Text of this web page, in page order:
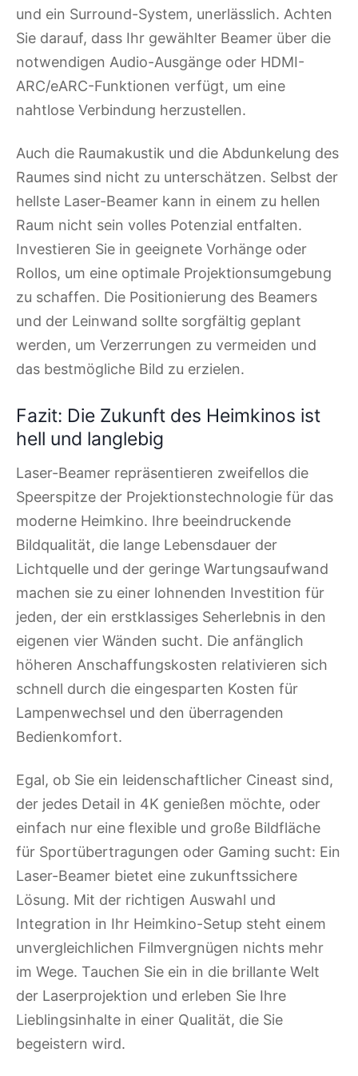
und ein Surround-System, unerlässlich. Achten
Sie darauf, dass Ihr gewählter Beamer über die
notwendigen Audio-Ausgänge oder HDMI-
ARC/eARC-Funktionen verfügt, um eine
nahtlose Verbindung herzustellen.
Auch die Raumakustik und die Abdunkelung des
Raumes sind nicht zu unterschätzen. Selbst der
hellste Laser-Beamer kann in einem zu hellen
Raum nicht sein volles Potenzial entfalten.
Investieren Sie in geeignete Vorhänge oder
Rollos, um eine optimale Projektionsumgebung
zu schaffen. Die Positionierung des Beamers
und der Leinwand sollte sorgfältig geplant
werden, um Verzerrungen zu vermeiden und
das bestmögliche Bild zu erzielen.
Fazit: Die Zukunft des Heimkinos ist
hell und langlebig
Laser-Beamer repräsentieren zweifellos die
Speerspitze der Projektionstechnologie für das
moderne Heimkino. Ihre beeindruckende
Bildqualität, die lange Lebensdauer der
Lichtquelle und der geringe Wartungsaufwand
machen sie zu einer lohnenden Investition für
jeden, der ein erstklassiges Seherlebnis in den
eigenen vier Wänden sucht. Die anfänglich
höheren Anschaffungskosten relativieren sich
schnell durch die eingesparten Kosten für
Lampenwechsel und den überragenden
Bedienkomfort.
Egal, ob Sie ein leidenschaftlicher Cineast sind,
der jedes Detail in 4K genießen möchte, oder
einfach nur eine flexible und große Bildfläche
für Sportübertragungen oder Gaming sucht: Ein
Laser-Beamer bietet eine zukunftssichere
Lösung. Mit der richtigen Auswahl und
Integration in Ihr Heimkino-Setup steht einem
unvergleichlichen Filmvergnügen nichts mehr
im Wege. Tauchen Sie ein in die brillante Welt
der Laserprojektion und erleben Sie Ihre
Lieblingsinhalte in einer Qualität, die Sie
begeistern wird.